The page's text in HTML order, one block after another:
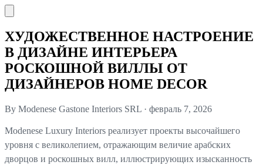
ХУДОЖЕСТВЕННОЕ НАСТРОЕНИЕ
В ДИЗАЙНЕ ИНТЕРЬЕРА
РОСКОШНОЙ ВИЛЛЫ ОТ
ДИЗАЙНЕРОВ HOME DECOR
By Modenese Gastone Interiors SRL · февраль 7, 2026
Modenese Luxury Interiors реализует проекты высочайшего
уровня с великолепием, отражающим величие арабских
дворцов и роскошных вилл, иллюстрирующих изысканность